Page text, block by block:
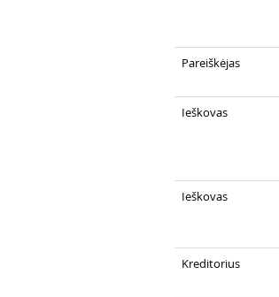
Pareiškėjas
Ieškovas
Ieškovas
Kreditorius